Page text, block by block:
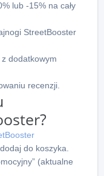
lub -15% na cały
StreetBooster
dodatkowym
recenzji.
do koszyka.
(aktualne